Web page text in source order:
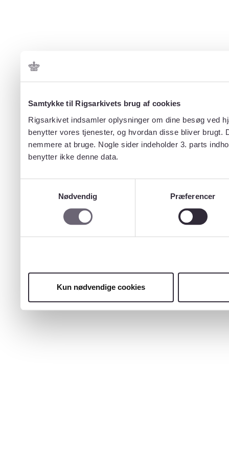
Samtykke til Rigsarkivets brug af cookies
Rigsarkivet indsamler oplysninger om dine besøg ved
benytter vores tjenester, og hvordan disse bliver
nemmere at bruge. Nogle sider indeholder 3. parts
benytter ikke denne data.
Nødvendig
Præferencer
Kun nødvendige cookies